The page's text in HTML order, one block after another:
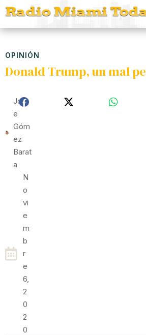
OPINIÓN
Donald Trump, un mal
Jorg
E
Góm
Ez
Barat
A
N
O
Vi
E
M
B
R
E
6,
2
0
2
0